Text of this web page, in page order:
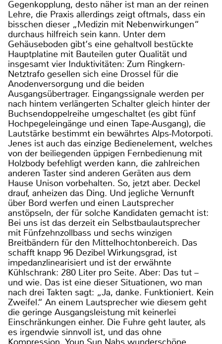
Gegenkopplung, desto näher ist man an der reinen
Lehre, die Praxis allerdings zeigt oftmals, dass ein
bisschen dieser „Medizin mit Nebenwirkungen“
durchaus hilfreich sein kann. Unter dem
Gehäuseboden gibt‘s eine gehaltvoll bestückte
Hauptplatine mit Bauteilen guter Qualität und
insgesamt vier Induktivitäten: Zum Ringkern-
Netztrafo gesellen sich eine Drossel für die
Anodenversorgung und die beiden
Ausgangsübertrager. Eingangssignale werden per
nach hintem verlängerten Schalter gleich hinter der
Buchsendoppelreihe umgeschaltet (es gibt fünf
Hochpegeleingänge und einen Tape-Ausgang), die
Lautstärke bestimmt ein bewährtes Alps-Motorpoti.
Jenes ist auch das einzige Bedienelement, welches
von der beiliegenden üppigen Fernbedienung mit
Holzbody befehligt werden kann, die zahlreichen
anderen Taster sind anderen Geräten aus dem
Hause Unison vorbehalten. So, jetzt aber. Deckel
drauf, anheizen das Ding. Und jegliche Vernunft
über Bord werfen und einen Lautsprecher
anstöpseln, der für solche Kandidaten gemacht ist:
Bei uns ist das derzeit ein Selbstbaulautsprecher
mit Fünfzehnzollbass und sechs winzigen
Breitbändern für den Mittelhochtonbereich. Das
schafft knapp 96 Dezibel Wirkungsgrad, ist
impedanzlinearisiert und ist der erwähnte
Kühlschrank: 280 Liter pro Seite. Aber: Das tut –
und wie. Das ist eine dieser Situationen, wo man
nach drei Takten sagt: „Ja, danke. Funktioniert. Kein
Zweifel.“ An einem Lautsprecher wie diesem geht
die geringe Ausgangsleistung mit keinerlei
Einschränkungen einher. Die Fuhre geht lauter, als
es irgendwie sinnvoll ist, und das ohne